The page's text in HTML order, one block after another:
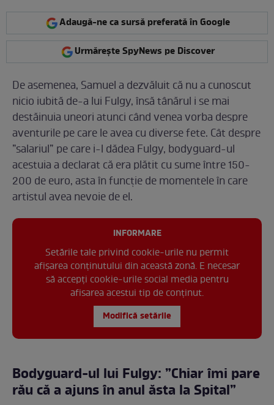
Adaugă-ne ca sursă preferată în Google
Urmărește SpyNews pe Discover
De asemenea, Samuel a dezvăluit că nu a cunoscut
nicio iubită de-a lui Fulgy, însă tânărul i se mai
destăinuia uneori atunci când venea vorba despre
aventurile pe care le avea cu diverse fete. Cât despre
”salariul” pe care i-l dădea Fulgy, bodyguard-ul
acestuia a declarat că era plătit cu sume între 150-
200 de euro, asta în funcție de momentele în care
artistul avea nevoie de el.
INFORMARE
Setările tale privind cookie-urile nu permit
afișarea conținutului din această zonă. E necesar
să accepți cookie-urile social media pentru
afisarea acestui tip de conținut.
Modifică setările
Bodyguard-ul lui Fulgy: ”Chiar îmi pare
rău că a ajuns în anul ăsta la Spital”